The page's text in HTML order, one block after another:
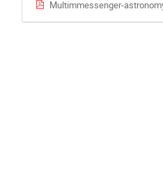
Multimmessenger-